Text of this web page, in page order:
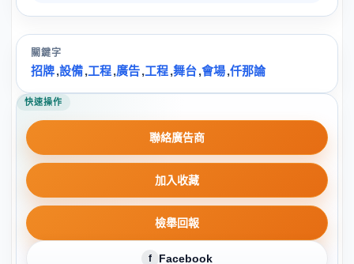
關鍵字
招牌,設備,工程,廣告,工程,舞台,會場,仟那論
快速操作
聯絡廣告商
加入收藏
檢舉回報
f Facebook